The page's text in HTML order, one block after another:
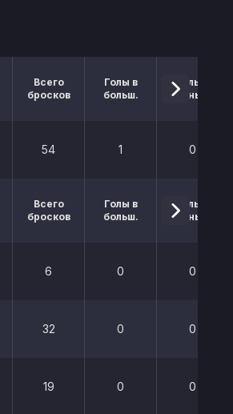
Всего
бросков
Голы в
больш.
Голы в
меньш.
54 1 0
Всего
бросков
Голы в
больш.
Голы в
меньш.
6 0 0
32 0 0
19 0 0